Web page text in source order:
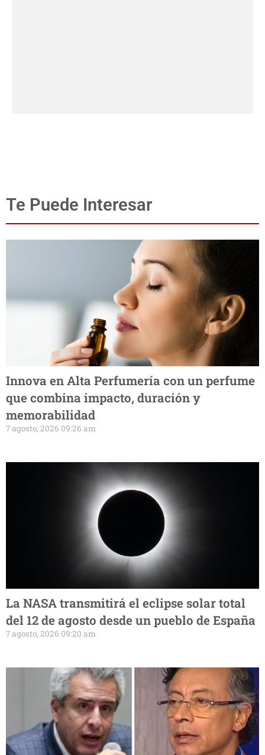
Te Puede Interesar
Innova en Alta Perfumería con un perfume
que combina impacto, duración y
memorabilidad
7 agosto, 2026 09:26 am
La NASA transmitirá el eclipse solar total
del 12 de agosto desde un pueblo de España
7 agosto, 2026 09:20 am